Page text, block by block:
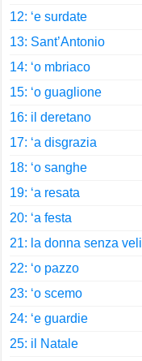
12: ‘e surdate
13: Sant’Antonio
14: ‘o mbriaco
15: ‘o guaglione
16: il deretano
17: ‘a disgrazia
18: ‘o sanghe
19: ‘a resata
20: ‘a festa
21: la donna senza veli
22: ‘o pazzo
23: ‘o scemo
24: ‘e guardie
25: il Natale